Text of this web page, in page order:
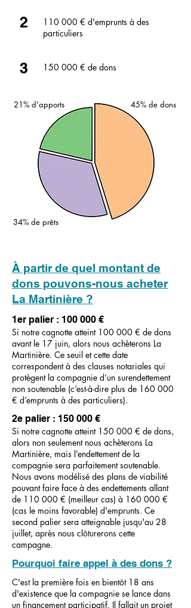
2
110 000 € d'emprunts à des
particuliers
3 150 000 € de dons
21% d'apports
34% de prêts
45% de dons
À partir de quel montant de
dons pouvons-nous acheter
La Martinière ?
1er palier : 100 000 €
Si notre cagnotte atteint 100 000 € de dons
avant le 17 juin, alors nous achèterons La
Martinière. Ce seuil et cette date
correspondent à des clauses notariales qui
protègent la compagnie d’un surendettement
non soutenable (c’est-à-dire plus de 160 000
€ d’emprunts à des particuliers).
2e palier : 150 000 €
Si notre cagnotte atteint 150 000 € de dons,
alors non seulement nous achèterons La
Martinière, mais l’endettement de la
compagnie sera parfaitement soutenable.
Nous avons modélisé des plans de viabilité
pouvant faire face à des endettements allant
de 110 000 € (meilleur cas) à 160 000 €
(cas le moins favorable) d'emprunts. Ce
second palier sera atteignable jusqu'au 28
juillet, après nous clôturerons cette
campagne.
Pourquoi faire appel à des dons ?
C'est la première fois en bientôt 18 ans
d'existence que la compagnie se lance dans
un financement participatif. Il fallait un projet